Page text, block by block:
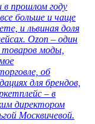
прошлом году
больше и чаще
и львиная доля
Ozon – один
товаров моды,
об
для брендов,
– в
директором
Москвичевой.